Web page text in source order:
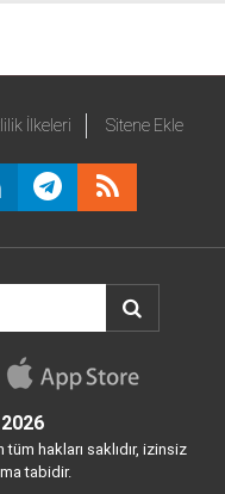
İlkeleri Sitene Ekle
hakları saklıdır, izinsiz
tabidir.